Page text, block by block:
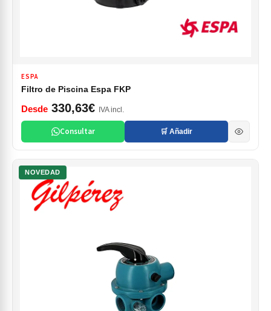
ESPA
Filtro de Piscina Espa FKP
Desde 330,63€ IVA incl.
Consultar 🛒 Añadir
NOVEDAD